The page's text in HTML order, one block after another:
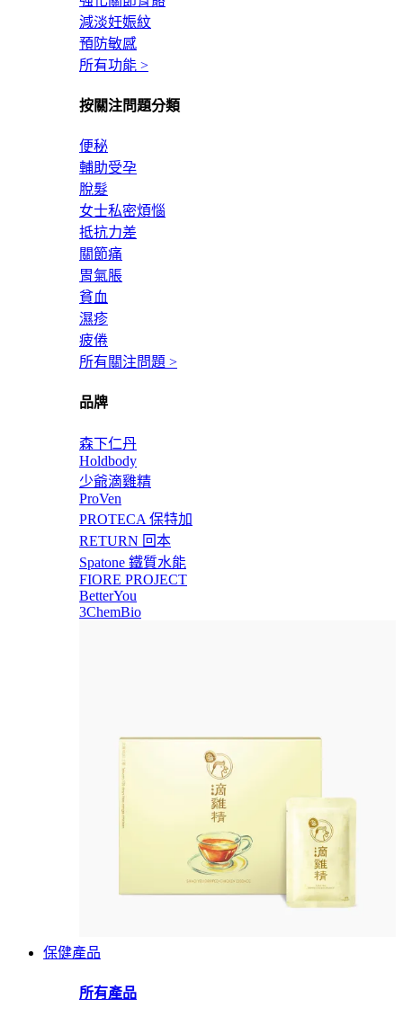
減淡妊娠紋
預防敏感
所有功能 >
按關注問題分類
便秘
輔助受孕
脫髮
女士私密煩惱
抵抗力差
關節痛
胃氣脹
貧血
濕疹
疲倦
所有關注問題 >
品牌
森下仁丹
Holdbody
少爺滴雞精
ProVen
PROTECA 保特加
RETURN 回本
Spatone 鐵質水能
FIORE PROJECT
BetterYou
3ChemBio
保健產品
所有產品